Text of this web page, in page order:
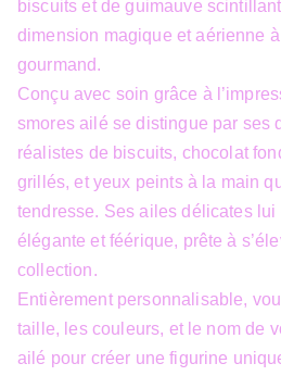
biscuits et de guimauve
dimension magique et aérienne
gourmand.
Conçu avec soin grâce à
smores ailé se distingue par ses
réalistes de biscuits, chocolat
grillés, et yeux peints à la main
tendresse. Ses ailes délicates
élégante et féérique, prête à
collection.
Entièrement personnalisable,
taille, les couleurs, et le nom de
ailé pour créer une figurine